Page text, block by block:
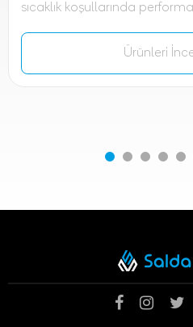
sıcaklık koşullarında
Ürünleri